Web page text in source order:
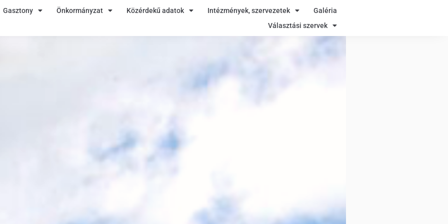
Gasztony Önkormányzat Közérdekű adatok Intézmények, szervezetek
Galéria
Választási szervek